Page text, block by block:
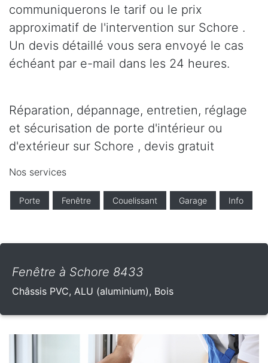
communiquerons le tarif ou le prix
approximatif de l'intervention sur Schore .
Un devis détaillé vous sera envoyé le cas
échéant par e-mail dans les 24 heures.
Réparation, dépannage, entretien, réglage
et sécurisation de porte d'intérieur ou
d'extérieur sur Schore , devis gratuit
Nos services
Porte Fenêtre Couelissant Garage Info
Fenêtre à Schore 8433
Châssis PVC, ALU (aluminium), Bois